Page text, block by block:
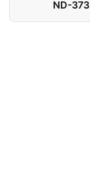
ND-373